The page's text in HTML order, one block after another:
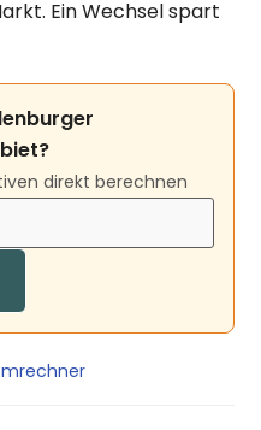
Ein Wechsel spart
direkt berechnen